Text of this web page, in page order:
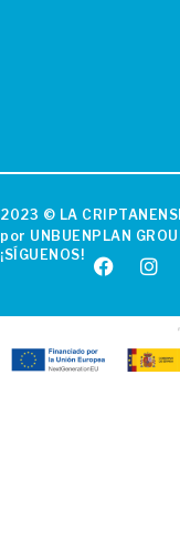
2023 © LA
por UNBUENPLAN
¡SÍGUENOS!